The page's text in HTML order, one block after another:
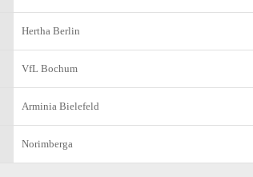
Hertha Berlin
VfL Bochum
Arminia Bielefeld
Norimberga